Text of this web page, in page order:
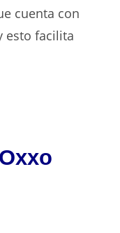
cuenta con
esto facilita